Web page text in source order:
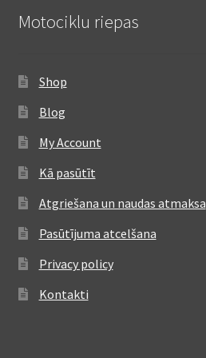
Motociklu riepas
Shop
Blog
My Account
Kā pasūtīt
Atgriešana un naudas atmaksa
Pasūtījuma atcelšana
Privacy policy
Kontakti